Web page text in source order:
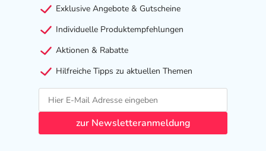
Exklusive Angebote & Gutscheine
Individuelle Produktempfehlungen
Aktionen & Rabatte
Hilfreiche Tipps zu aktuellen Themen
zur Newsletteranmeldung